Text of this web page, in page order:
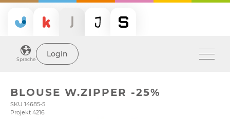
Sprache
Login
BLOUSE W.ZIPPER -25%
SKU 14685-5
Projekt 4216